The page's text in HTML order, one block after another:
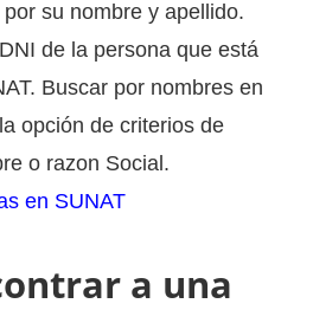
su nombre y apellido.
de la persona que está
Buscar por nombres en
opción de criterios de
o razon Social.
en SUNAT
a una